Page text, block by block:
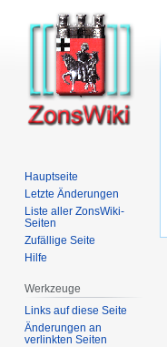
Hauptseite
Letzte Änderungen
Liste aller ZonsWiki-
Seiten
Zufällige Seite
Hilfe
Werkzeuge
Links auf diese Seite
Änderungen an
verlinkten Seiten